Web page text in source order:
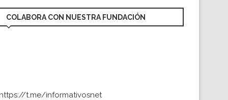
COLABORA CON NUESTRA FUNDACIÓN
t.me/informativosnet